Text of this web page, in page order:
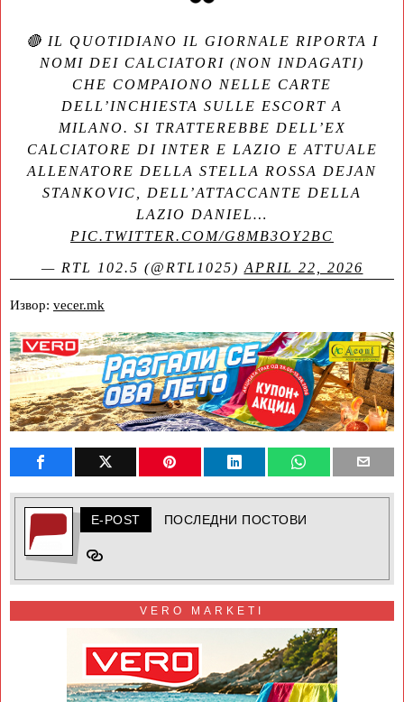
🔴 IL QUOTIDIANO IL GIORNALE RIPORTA I
NOMI DEI CALCIATORI (NON INDAGATI)
CHE COMPAIONO NELLE CARTE
DELL’INCHIESTA SULLE ESCORT A
MILANO. SI TRATTEREBBE DELL’EX
CALCIATORE DI INTER E LAZIO E ATTUALE
ALLENATORE DELLA STELLA ROSSA DEJAN
STANKOVIC, DELL’ATTACCANTE DELLA
LAZIO DANIEL…
PIC.TWITTER.COM/G8MB3OY2BC
— RTL 102.5 (@RTL1025)APRIL 22, 2026
Извор: vecer.mk
E-POST ПОСЛЕДНИ ПОСТОВИ
VERO MARKETI